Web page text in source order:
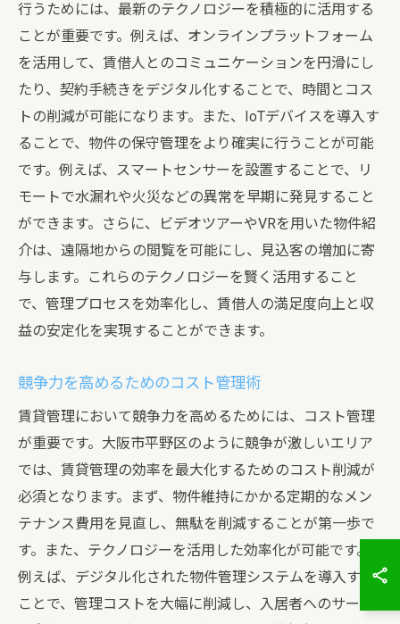
行うためには、最新のテクノロジーを積極的に活用する
ことが重要です。例えば、オンラインプラットフォーム
を活用して、賃借人とのコミュニケーションを円滑にし
たり、契約手続きをデジタル化することで、時間とコス
トの削減が可能になります。また、IoTデバイスを導入す
ることで、物件の保守管理をより確実に行うことが可能
です。例えば、スマートセンサーを設置することで、リ
モートで水漏れや火災などの異常を早期に発見すること
ができます。さらに、ビデオツアーやVRを用いた物件紹
介は、遠隔地からの閲覧を可能にし、見込客の増加に寄
与します。これらのテクノロジーを賢く活用すること
で、管理プロセスを効率化し、賃借人の満足度向上と収
益の安定化を実現することができます。
競争力を高めるためのコスト管理術
賃貸管理において競争力を高めるためには、コスト管理
が重要です。大阪市平野区のように競争が激しいエリア
では、賃貸管理の効率を最大化するためのコスト削減が
必須となります。まず、物件維持にかかる定期的なメン
テナンス費用を見直し、無駄を削減することが第一歩で
す。また、テクノロジーを活用した効率化が可能です。
例えば、デジタル化された物件管理システムを導入する
ことで、管理コストを大幅に削減し、入居者へのサービ